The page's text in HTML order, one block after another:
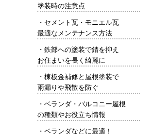
塗装時の注意点
・ セメント瓦・モニエル瓦
最適なメンテナンス方法
・ 鉄部への塗装で錆を抑え
お住まいを長く綺麗に
・ 棟板金補修と屋根塗装で
雨漏りや飛散を防ぐ
・ ベランダ・バルコニー屋根
の種類やお役立ち情報
・ ベランダなどに最適！